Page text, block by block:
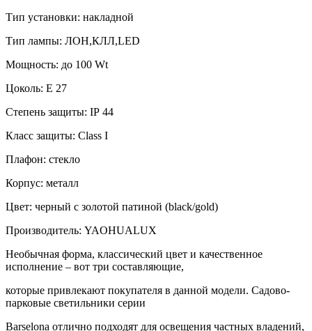
Тип установки: накладной
Тип лампы: ЛОН,КЛЛ,LED
Мощность: до 100 Wt
Цоколь: E 27
Степень защиты: IP 44
Класс защиты: Class I
Плафон: стекло
Корпус: металл
Цвет: черный с золотой патиной (black/gold)
Производитель: YAOHUALUX
Необычная форма, классический цвет и качественное
исполнение – вот три составляющие,
которые привлекают покупателя в данной модели. Садово-
парковые светильники серии
Barselona отлично подходят для освещения частных владений,